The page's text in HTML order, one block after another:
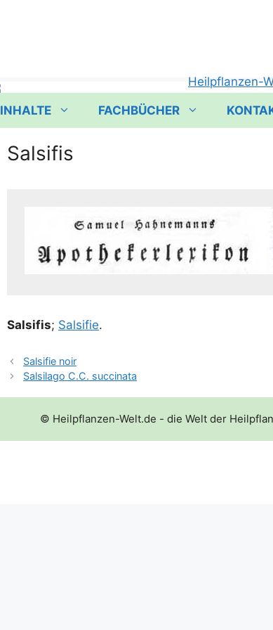
INHALTE FACHBÜCHER
Salsifis
Sal­si­fis; Sal­si­fie.
Salsifie noir
Salsilago C.C. succinata
© Heilpflanzen-Welt.de - die Welt der